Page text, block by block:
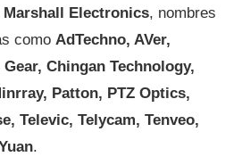
Marshall Electronics, nombres
como AdTechno, AVer,
Chingan Technology,
Patton, PTZ Optics,
Televic, Telycam, Tenveo,
.